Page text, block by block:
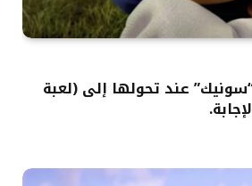
عند تحولها إلى (لعبة